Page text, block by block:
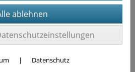
| Datenschutz